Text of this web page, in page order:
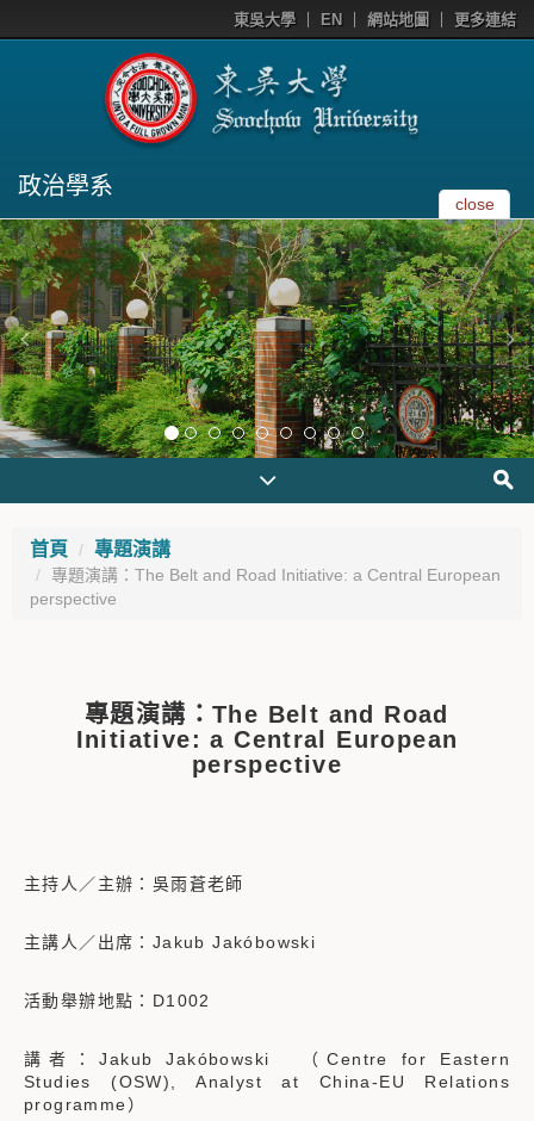
東吳大學 EN 網站地圖 更多連結
政治學系
close
首頁 專題演講
專題演講：The Belt and Road Initiative: a Central European
perspective
專題演講：The Belt and Road
Initiative: a Central European
perspective
主持人／主辦：吳雨蒼老師
主講人／出席：Jakub Jakóbowski
活動舉辦地點：D1002
講者：Jakub Jakóbowski （Centre for Eastern
Studies (OSW), Analyst at China-EU Relations
programme）